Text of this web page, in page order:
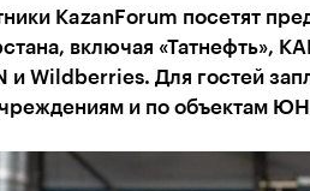
KazanForum посетят
включая «Татнефть»,
и Wildberries. Для гостей
и по объектам